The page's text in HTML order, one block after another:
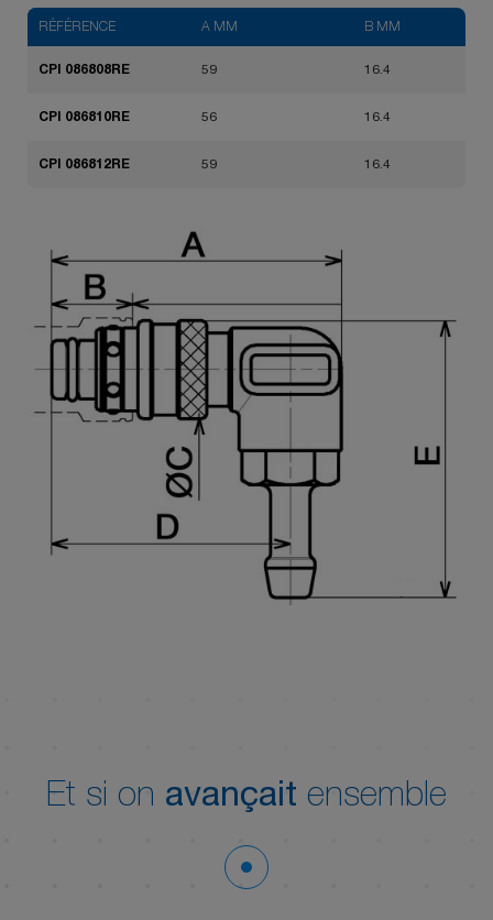
RÉFÉRENCE A MM B MM
CPI 086808RE 59 16.4
CPI 086810RE 56 16.4
CPI 086812RE 59 16.4
Et si on avançait ensemble